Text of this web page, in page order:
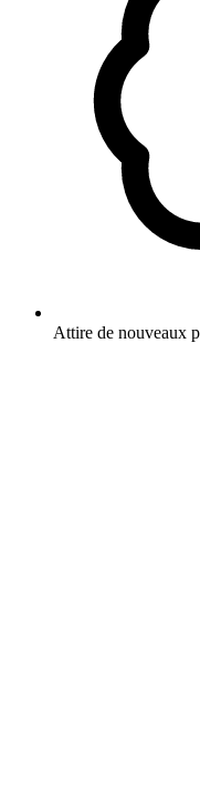
Attire de nouveaux